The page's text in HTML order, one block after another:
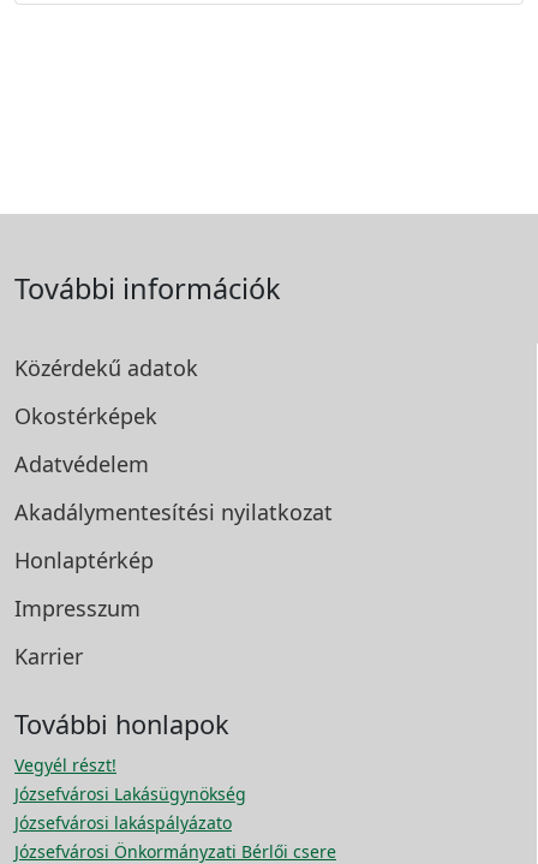
További információk
Közérdekű adatok
Okostérképek
Adatvédelem
Akadálymentesítési nyilatkozat
Honlaptérkép
Impresszum
Karrier
További honlapok
Vegyél részt!
Józsefvárosi Lakásügynökség
Józsefvárosi lakáspályázato
Józsefvárosi Önkormányzati Bérlői csere